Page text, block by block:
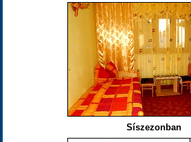
Síszezonban